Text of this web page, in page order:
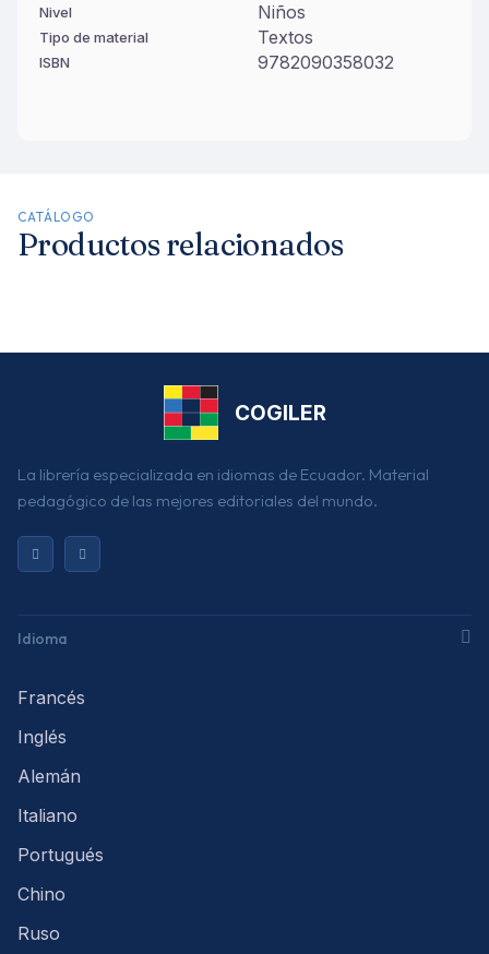
Nivel Niños
Tipo de material Textos
ISBN 9782090358032
CATÁLOGO
Productos relacionados
COGILER
La librería especializada en idiomas de Ecuador. Material
pedagógico de las mejores editoriales del mundo.
Idioma
Francés
Inglés
Alemán
Italiano
Portugués
Chino
Ruso